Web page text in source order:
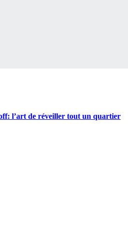
l’art de réveiller tout un quartier